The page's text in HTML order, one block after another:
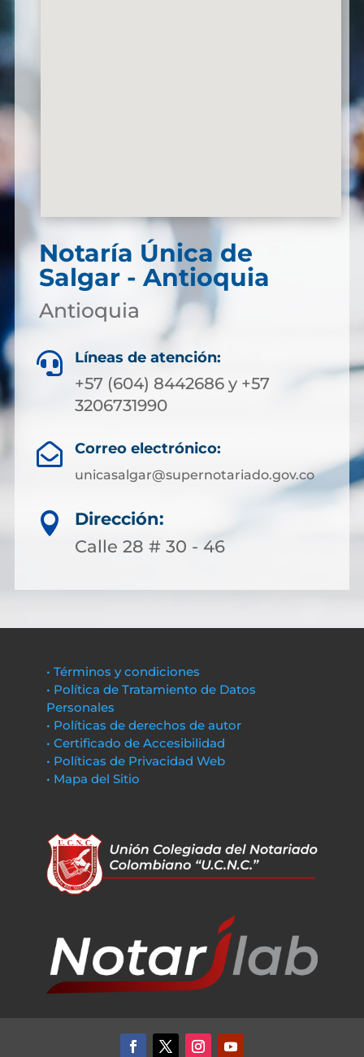
Notaría Única de
Salgar - Antioquia
Antioquia
 Líneas de atención:
+57 (604) 8442686 y +57
3206731990
 Correo electrónico:
unicasalgar@supernotariado.gov.co

Dirección:
Calle 28 # 30 - 46
• Términos y condiciones
• Política de Tratamiento de Datos
Personales
• Políticas de derechos de autor
• Certificado de Accesibilidad
• Políticas de Privacidad Web
• Mapa del Sitio